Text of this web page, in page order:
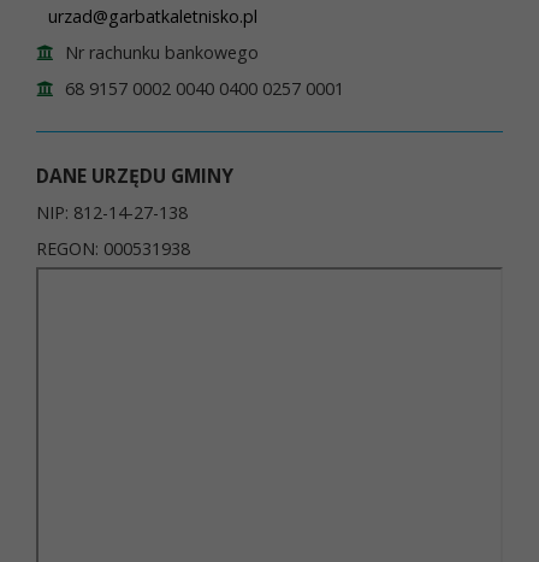
urzad@garbatkaletnisko.pl
Nr rachunku bankowego
68 9157 0002 0040 0400 0257 0001
DANE URZĘDU GMINY
NIP: 812-14-27-138
REGON: 000531938